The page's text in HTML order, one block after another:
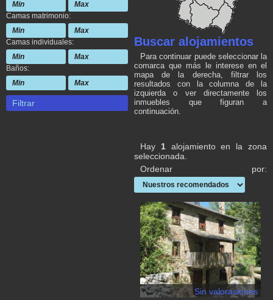
Camas matrimonio:
Camas individuales:
Baños:
Filtrar
Buscar alojamientos
Para continuar puede seleccionar la
comarca que más le interese en el
mapa de la derecha, filtrar los
resultados con la columna de la
izquierda o ver directamente los
inmuebles que figuran a
continuación.
Hay 1alojamiento en la zona
seleccionada.
Ordenar por:
Sin valoraciones